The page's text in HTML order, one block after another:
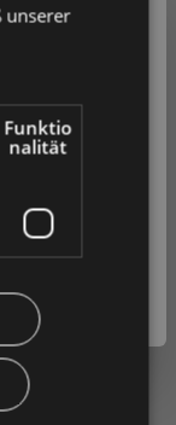
aus
und
angezeigt
)
unserer
Funktio
nalität